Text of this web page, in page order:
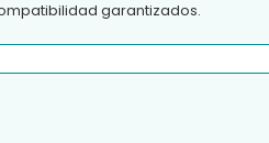
garantizados.